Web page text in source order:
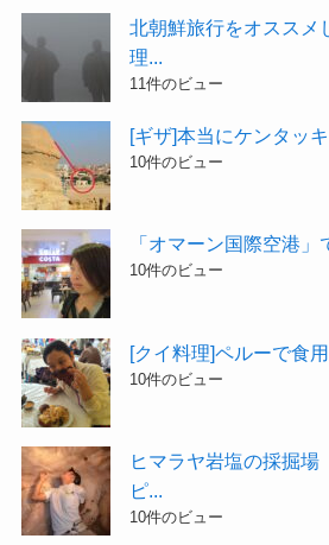
北朝鮮旅行をオススメ
理...
11件のビュー
[ギザ]本当にケンタッ
10件のビュー
「オマーン国際空港
10件のビュー
[クイ料理]ペルーで食
10件のビュー
ヒマラヤ岩塩の採掘場
ピ...
10件のビュー